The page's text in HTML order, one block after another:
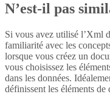
N’est-il pas
Si vous avez utilisé l’Xml
familiarité avec les
lorsque vous créez un
vous choisissez les
dans les données.
définissent les éléments